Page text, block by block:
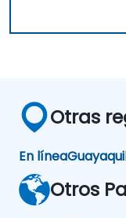
Otras
En línea
Otros